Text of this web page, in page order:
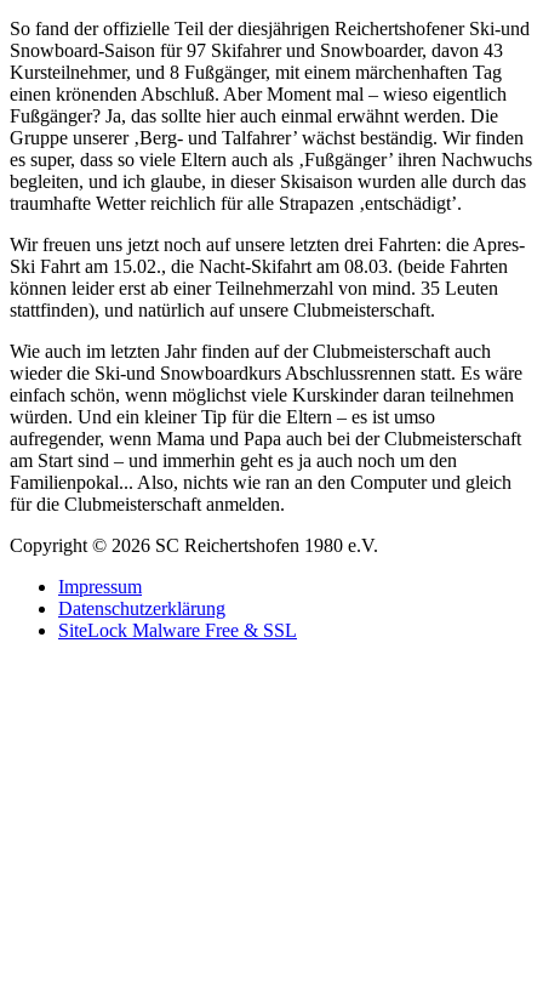
So fand der offizielle Teil der diesjährigen Reichertshofener Ski-und
Snowboard-Saison für 97 Skifahrer und Snowboarder, davon 43
Kursteilnehmer, und 8 Fußgänger, mit einem märchenhaften Tag
einen krönenden Abschluß. Aber Moment mal – wieso eigentlich
Fußgänger? Ja, das sollte hier auch einmal erwähnt werden. Die
Gruppe unserer ‚Berg- und Talfahrer’ wächst beständig. Wir finden
es super, dass so viele Eltern auch als ‚Fußgänger’ ihren Nachwuchs
begleiten, und ich glaube, in dieser Skisaison wurden alle durch das
traumhafte Wetter reichlich für alle Strapazen ‚entschädigt’.
Wir freuen uns jetzt noch auf unsere letzten drei Fahrten: die Apres-
Ski Fahrt am 15.02., die Nacht-Skifahrt am 08.03. (beide Fahrten
können leider erst ab einer Teilnehmerzahl von mind. 35 Leuten
stattfinden), und natürlich auf unsere Clubmeisterschaft.
Wie auch im letzten Jahr finden auf der Clubmeisterschaft auch
wieder die Ski-und Snowboardkurs Abschlussrennen statt. Es wäre
einfach schön, wenn möglichst viele Kurskinder daran teilnehmen
würden. Und ein kleiner Tip für die Eltern – es ist umso
aufregender, wenn Mama und Papa auch bei der Clubmeisterschaft
am Start sind – und immerhin geht es ja auch noch um den
Familienpokal... Also, nichts wie ran an den Computer und gleich
für die Clubmeisterschaft anmelden.
Copyright © 2026 SC Reichertshofen 1980 e.V.
Impressum
Datenschutzerklärung
SiteLock Malware Free & SSL